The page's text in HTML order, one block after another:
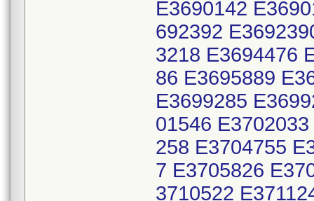
E3690142
692392
3218 E3694476
86 E3695889
E3699285
01546
258 E3704755
7 E3705826
3710522